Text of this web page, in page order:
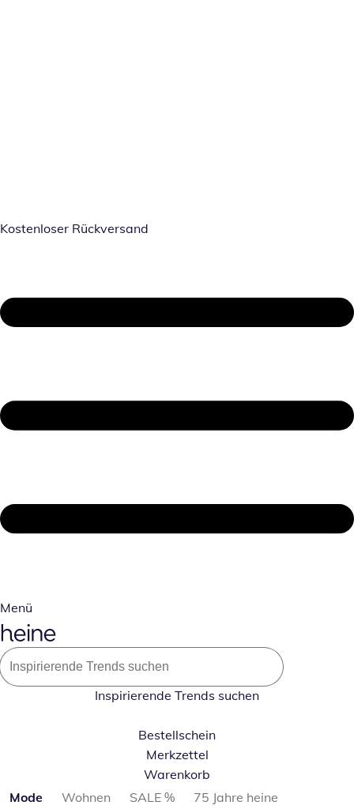
Kostenloser Rückversand
Menü
Inspirierende Trends suchen
Bestellschein
Merkzettel
Warenkorb
Produktkategorien überspringen
Mode Wohnen SALE %
75 Jahre heine